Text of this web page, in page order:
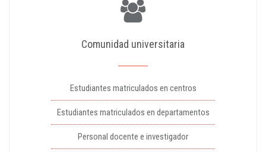
Comunidad universitaria
Estudiantes matriculados en centros
Estudiantes matriculados en departamentos
Personal docente e investigador